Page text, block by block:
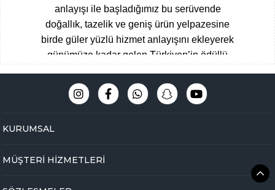
anlayışı ile başladığımız bu serüvende
doğallık, tazelik ve geniş ürün yelpazesine
birde güler yüzlü hizmet anlayışını ekleyerek
günümüze kadar gelen Türkiyen’in ödüllü
Baharatçısı, şimdide Bakbunatural ailesi
olarak online mağazamız ile hizmet
odaklı,eğitimli ve tecrübeli uzman kadromuz
planda tutarak Çengelköy mağazamızda
KURUMSAL
MÜŞTERİ HİZMETLERİ